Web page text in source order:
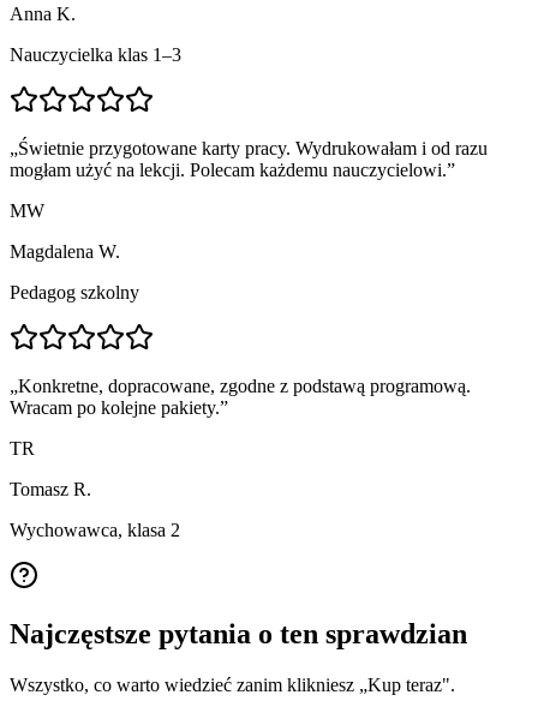
Anna K.
Nauczycielka klas 1–3
„Świetnie przygotowane karty pracy. Wydrukowałam i od razu
mogłam użyć na lekcji. Polecam każdemu nauczycielowi.”
MW
Magdalena W.
Pedagog szkolny
„Konkretne, dopracowane, zgodne z podstawą programową.
Wracam po kolejne pakiety.”
TR
Tomasz R.
Wychowawca, klasa 2
Najczęstsze pytania o ten sprawdzian
Wszystko, co warto wiedzieć zanim klikniesz „Kup teraz".